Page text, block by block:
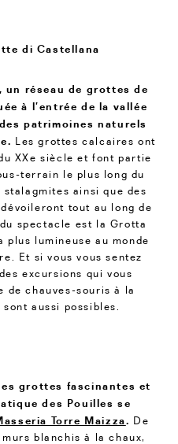
di Castellana
un réseau de grottes de
à l’entrée de la vallée
patrimoines naturels
Les grottes calcaires ont
XXe siècle et font partie
terrain le plus long du
ainsi que des
tout au long de
spectacle est la Grotta
lumineuse au monde
Et si vous vous sentez
excursions qui vous
de chauves-souris à la
aussi possibles.
grottes fascinantes et
des Pouilles se
Torre Maizza. De
blanchis à la chaux,